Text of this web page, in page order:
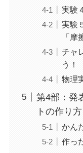
実験
実験
「摩
チャ
う！
物理
第4部：発
トの作り方
かん
作っ